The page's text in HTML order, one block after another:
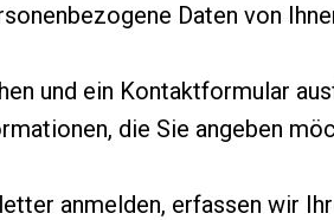
Daten von
und ein Kontaktformular
die Sie angeben
anmelden, erfassen wir